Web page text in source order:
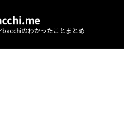
bacchiのわかったことまとめ